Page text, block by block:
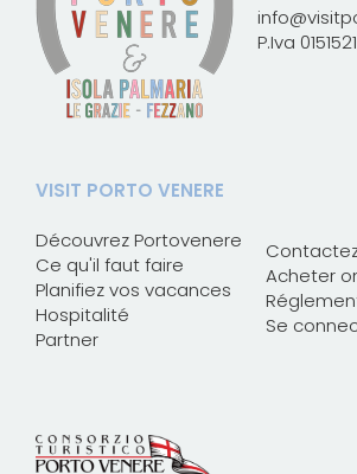
P.Iva
VISIT PORTO VENERE
Découvrez Portovenere
Ce qu'il faut faire
Planifiez vos vacances
Hospitalité
Partner
Acheter
Se